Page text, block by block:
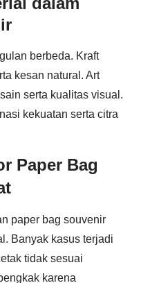
berbeda. Kraft
kesan natural. Art
serta kualitas visual.
kekuatan serta citra
Paper Bag
paper bag souvenir
Banyak kasus terjadi
tidak sesuai
karena